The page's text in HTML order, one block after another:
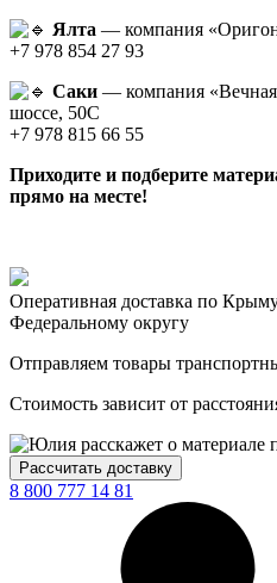
Ялта — компания
+7 978 854 27 93
Саки — компания
шоссе, 50С
+7 978 815 66 55
Приходите и подберите
прямо на месте!
Оперативная доставка по
Федеральному округу
Отправляем товары
Стоимость зависит от
Рассчитать доставку
8 800 777 14 81